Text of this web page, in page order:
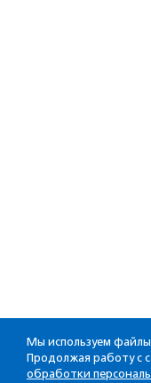
Мы используем
Продолжая работу с
обработки